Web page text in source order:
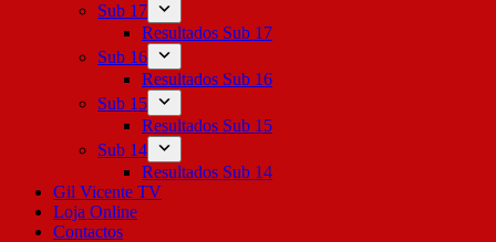
Sub 17
Resultados Sub 17
Sub 16
Resultados Sub 16
Sub 15
Resultados Sub 15
Sub 14
Resultados Sub 14
Gil Vicente TV
Loja Online
Contactos